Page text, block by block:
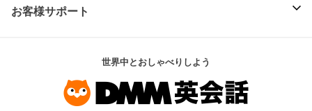
お客様サポート
世界中とおしゃべりしよう